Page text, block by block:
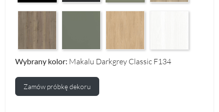
Wybrany kolor: Makalu Darkgrey Classic F134
Zamów próbkę dekoru